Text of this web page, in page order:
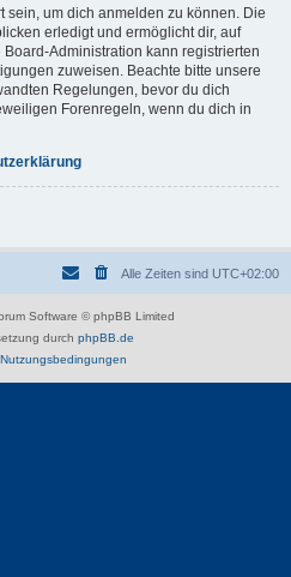
sein, um dich anmelden zu können. Die
erledigt und ermöglicht dir, auf
Administration kann registrierten
zuweisen. Beachte bitte unsere
Regelungen, bevor du dich
Forenregeln, wenn du dich in
Alle Zeiten sind UTC+02:00
Software © phpBB Limited
durch phpBB.de
Nutzungsbedingungen